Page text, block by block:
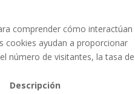
comprender cómo interactúan
cookies ayudan a proporcionar
número de visitantes, la tasa de
Descripción